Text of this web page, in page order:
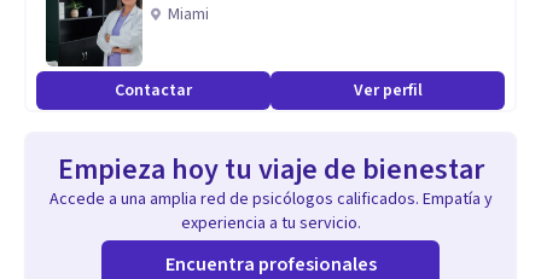
Miami
Contactar Ver perfil
Empieza hoy tu viaje de bienestar
Accede a una amplia red de psicólogos calificados. Empatía y
experiencia a tu servicio.
Encuentra profesionales